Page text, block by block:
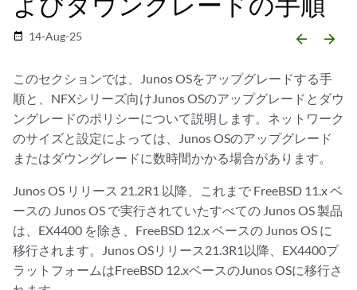
date_range 14-Aug-25 arrow_backward arrow_forward
このセクションでは、Junos OSをアップグレードする手
順と、NFXシリーズ向けJunos OSのアップグレードとダウ
ングレードのポリシーについて説明します。ネットワーク
のサイズと設定によっては、Junos OSのアップグレード
またはダウングレードに数時間かかる場合があります。
Junos OS リリース 21.2R1 以降、これまで FreeBSD 11.x ベ
ースの Junos OS で実行されていたすべての Junos OS 製品
は、EX4400 を除き、FreeBSD 12.x ベースの Junos OS に
移行されます。Junos OSリリース21.3R1以降、EX4400プ
ラットフォームはFreeBSD 12.xベースのJunos OSに移行さ